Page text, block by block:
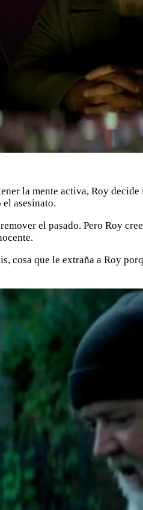
la mente activa, Roy
asesinato.
el pasado. Pero Roy
cosa que le extraña a Roy